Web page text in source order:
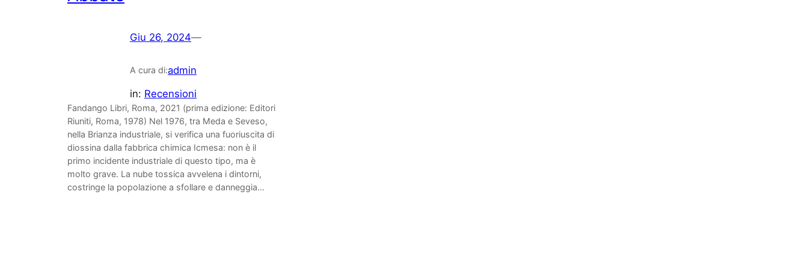
Giu 26, 2024—
A cura di:admin
in: Recensioni
Fandango Libri, Roma, 2021 (prima edizione: Editori
Riuniti, Roma, 1978) Nel 1976, tra Meda e Seveso,
nella Brianza industriale, si verifica una fuoriuscita di
diossina dalla fabbrica chimica Icmesa: non è il
primo incidente industriale di questo tipo, ma è
molto grave. La nube tossica avvelena i dintorni,
costringe la popolazione a sfollare e danneggia…